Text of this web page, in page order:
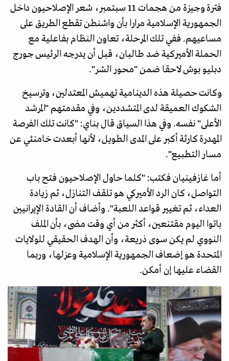
فترة وجيزة من هجمات 11 سبتمبر، شعر الإصلاحيون داخل
الجمهورية الإسلامية مرارا بأن واشنطن تقطع الطريق على
مساعيهم. ففي تلك المرحلة، تعاون النظام بفاعلية مع
الحملة الأميركية ضد طالبان، قبل أن يدرجه الرئيس جورج
دبليو بوش لاحقا ضمن "محور الشر".
وكانت حصيلة هذه الدينامية تهميش المعتدلين، وترسيخ
الشكوك العميقة لدى المتشددين، وفي مقدمتهم "المرشد
الأعلى" نفسه. وفي هذا السياق قال بناي: "كانت تلك الفرصة
المهدرة كارثة أكبر على المدى الطويل، لأنها أبعدت خامنئي عن
مسار التطبيع".
أما غازفينيان فكتب: "كلما حاول الإصلاحيون فتح باب
التواصل، كان الرد الأميركي هو تلقف التنازل، ثم زيادة
العداء، ثم تغيير قواعد اللعبة". وأضاف أن القادة الإيرانيين
باتوا اليوم مقتنعين، أكثر من أي وقت مضى، بأن الملف
النووي لم يكن سوى ذريعة، وأن الهدف الحقيقي للولايات
المتحدة هو إضعاف الجمهورية الإسلامية وعزلها، وربما
القضاء عليها إن أمكن.